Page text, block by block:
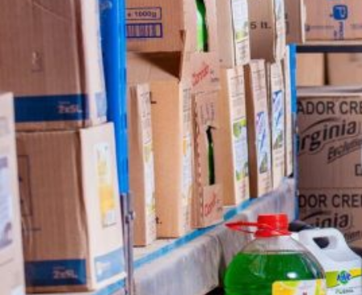
Contacto
Área de clientes